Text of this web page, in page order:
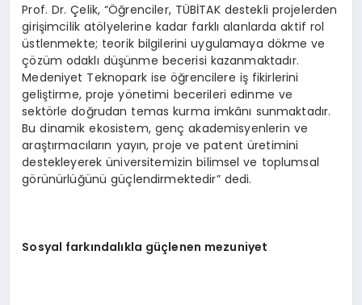
Prof. Dr. Çelik, “Öğrenciler, TÜBİTAK destekli projelerden
girişimcilik atölyelerine kadar farklı alanlarda aktif rol
üstlenmekte; teorik bilgilerini uygulamaya dökme ve
çözüm odaklı düşünme becerisi kazanmaktadır.
Medeniyet Teknopark ise öğrencilere iş fikirlerini
geliştirme, proje yönetimi becerileri edinme ve
sektörle doğrudan temas kurma imkânı sunmaktadır.
Bu dinamik ekosistem, genç akademisyenlerin ve
araştırmacıların yayın, proje ve patent üretimini
destekleyerek üniversitemizin bilimsel ve toplumsal
görünürlüğünü güçlendirmektedir” dedi.
Sosyal farkındalıkla güçlenen mezuniyet